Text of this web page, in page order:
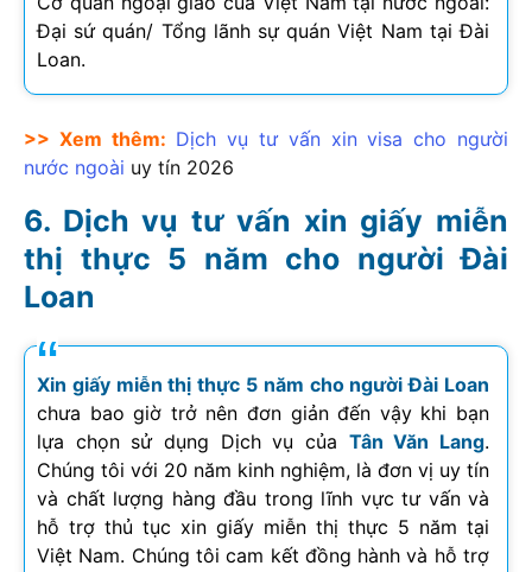
Đại sứ quán/ Tổng lãnh sự quán Việt Nam tại Đài
Loan.
>> Xem thêm: Dịch vụ tư vấn xin visa cho người
nước ngoài uy tín 2026
Dịch vụ tư vấn xin giấy miễn
thị thực 5 năm cho người Đài
Loan
Xin giấy miễn thị thực 5 năm cho người Đài Loan
chưa bao giờ trở nên đơn giản đến vậy khi bạn
lựa chọn sử dụng Dịch vụ của Tân Văn Lang.
Chúng tôi với 20 năm kinh nghiệm, là đơn vị uy tín
và chất lượng hàng đầu trong lĩnh vực tư vấn và
hỗ trợ thủ tục xin giấy miễn thị thực 5 năm tại
Việt Nam. Chúng tôi cam kết đồng hành và hỗ trợ